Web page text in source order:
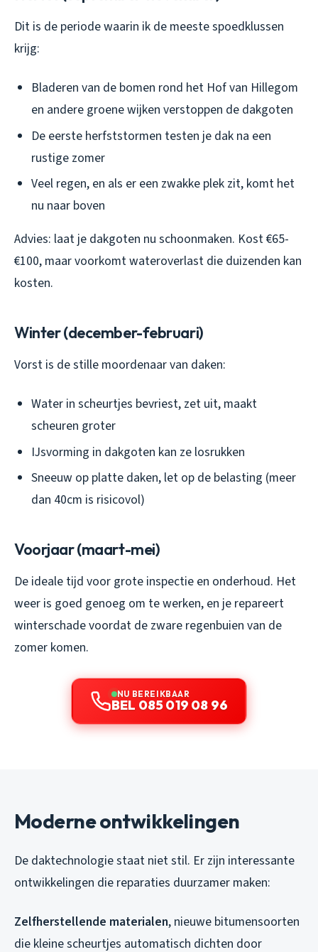
Dit is de periode waarin ik de meeste spoedklussen
krijg:
Bladeren van de bomen rond het Hof van Hillegom
en andere groene wijken verstoppen de dakgoten
De eerste herfststormen testen je dak na een
rustige zomer
Veel regen, en als er een zwakke plek zit, komt het
nu naar boven
Advies: laat je dakgoten nu schoonmaken. Kost €65-
€100, maar voorkomt wateroverlast die duizenden kan
kosten.
Winter (december-februari)
Vorst is de stille moordenaar van daken:
Water in scheurtjes bevriest, zet uit, maakt
scheuren groter
IJsvorming in dakgoten kan ze losrukken
Sneeuw op platte daken, let op de belasting (meer
dan 40cm is risicovol)
Voorjaar (maart-mei)
De ideale tijd voor grote inspectie en onderhoud. Het
weer is goed genoeg om te werken, en je repareert
winterschade voordat de zware regenbuien van de
zomer komen.
NU BEREIKBAAR
BEL 085 019 08 96
Moderne ontwikkelingen
De daktechnologie staat niet stil. Er zijn interessante
ontwikkelingen die reparaties duurzamer maken:
Zelfherstellende materialen, nieuwe bitumensoorten
die kleine scheurtjes automatisch dichten door